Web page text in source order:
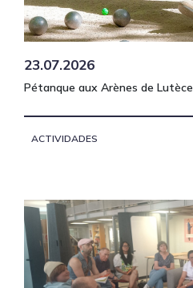
23.07.2026
Pétanque aux Arènes de Lutèce
ACTIVIDADES